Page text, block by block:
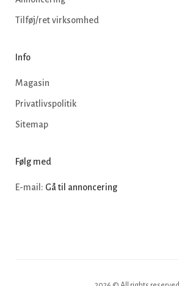
Tilføj/ret virksomhed
Info
Magasin
Privatlivspolitik
Sitemap
Følg med
E-mail: Gå til annoncering